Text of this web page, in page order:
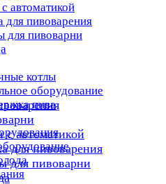
автоматикой
для пивоварения
для пивоварни
котлы
оборудование
пива
с автоматикой
для пивоварения
для пивоварни